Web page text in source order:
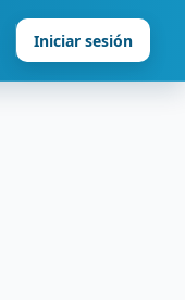
Iniciar sesión